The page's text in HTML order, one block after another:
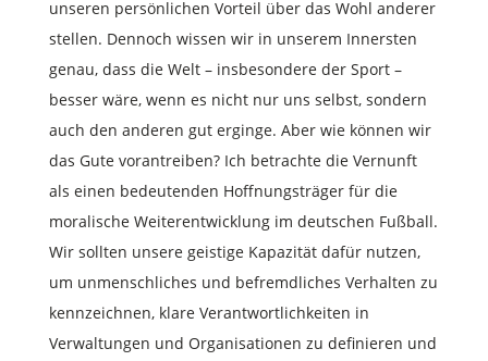
unseren persönlichen Vorteil über das Wohl anderer
stellen. Dennoch wissen wir in unserem Innersten
genau, dass die Welt – insbesondere der Sport –
besser wäre, wenn es nicht nur uns selbst, sondern
auch den anderen gut erginge. Aber wie können wir
das Gute vorantreiben? Ich betrachte die Vernunft
als einen bedeutenden Hoffnungsträger für die
moralische Weiterentwicklung im deutschen Fußball.
Wir sollten unsere geistige Kapazität dafür nutzen,
um unmenschliches und befremdliches Verhalten zu
kennzeichnen, klare Verantwortlichkeiten in
Verwaltungen und Organisationen zu definieren und